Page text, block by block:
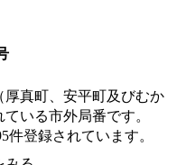
厚真町、安平町及びむか
いる市外局番です。
件登録されています。